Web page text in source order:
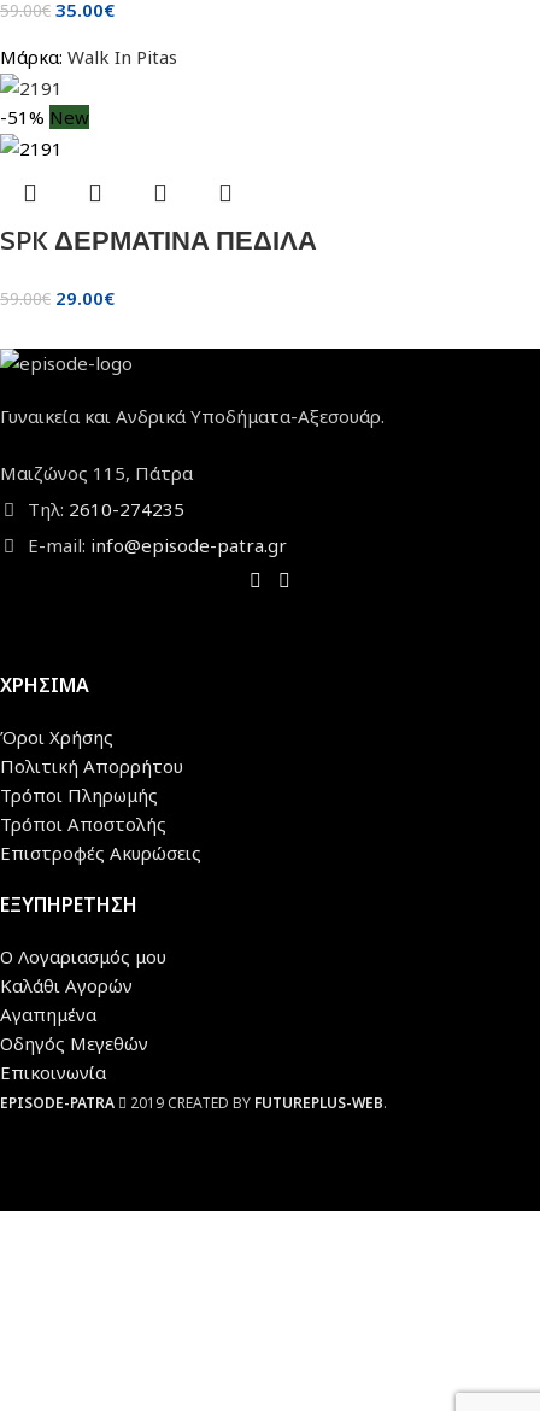
59.00€ 35.00€
Μάρκα: Walk In Pitas
-51% New
SPK ΔΕΡΜΑΤΙΝΑ ΠΕΔΙΛΑ
59.00€ 29.00€
Γυναικεία και Ανδρικά Υποδήματα-Αξεσουάρ.
Μαιζώνος 115, Πάτρα
Τηλ: 2610-274235
E-mail: info@episode-patra.gr
ΧΡΗΣΙΜΑ
Όροι Χρήσης
Πολιτική Απορρήτου
Τρόποι Πληρωμής
Τρόποι Αποστολής
Επιστροφές Ακυρώσεις
ΕΞΥΠΗΡΕΤΗΣΗ
Ο Λογαριασμός μου
Καλάθι Αγορών
Αγαπημένα
Οδηγός Μεγεθών
Επικοινωνία
EPISODE-PATRA 2019 CREATED BY FUTUREPLUS-WEB.